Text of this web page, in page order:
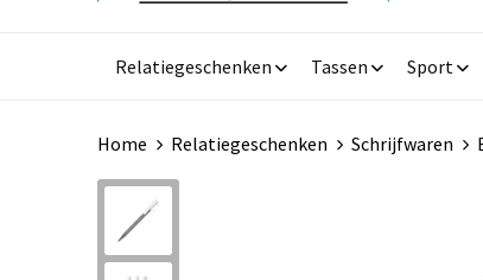
Relatiegeschenken Tassen Sport
Home Relatiegeschenken Schrijfwaren